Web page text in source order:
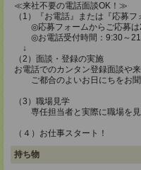
≪来社不要の電話面談OK！≫
（1）『お電話』または『応募
◎応募フォームからご応募は
◎お電話受付時間：9:30～
↓
（2）面談・登録の実施
お電話でのカンタン登録面談や
ご都合のよいお日にちをお聞
（3）職場見学
専任担当者と実際に職場を見
（４）お仕事スタート！
持ち物